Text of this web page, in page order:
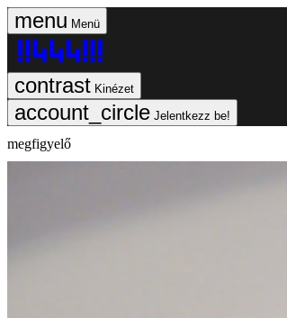
Menü
Kinézet
Jelentkezz be!
megfigyelő